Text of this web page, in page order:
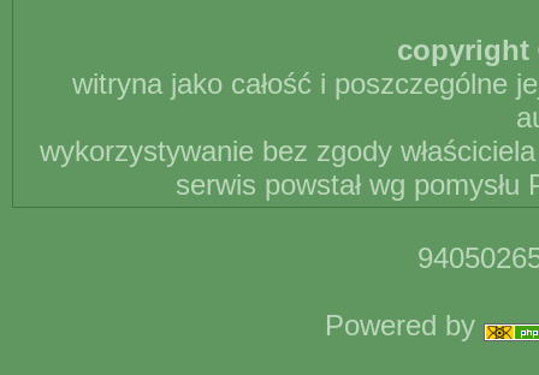
copyright
witryna jako całość i poszczególne
wykorzystywanie bez zgody
serwis powstał wg
Powered by